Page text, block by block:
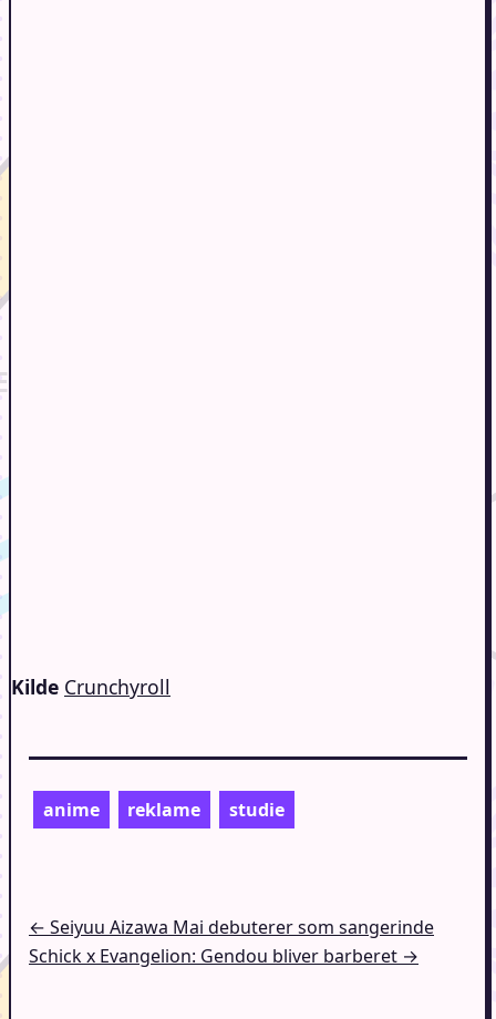
Kilde Crunchyroll
anime reklame studie
Indlægsnavigation
← Seiyuu Aizawa Mai debuterer som sangerinde
Schick x Evangelion: Gendou bliver barberet →